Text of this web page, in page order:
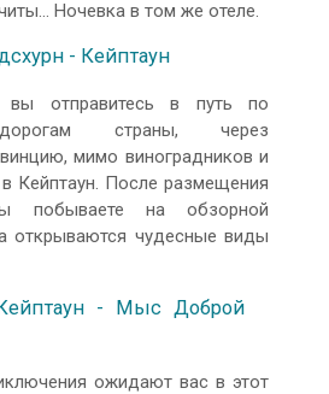
Ночевка в том же отеле.
- Кейптаун
вы отправитесь в путь по
страны, через
мимо виноградников и
Кейптаун. После размещения
побываете на обзорной
открываются чудесные виды
- Мыс Доброй
ожидают вас в этот